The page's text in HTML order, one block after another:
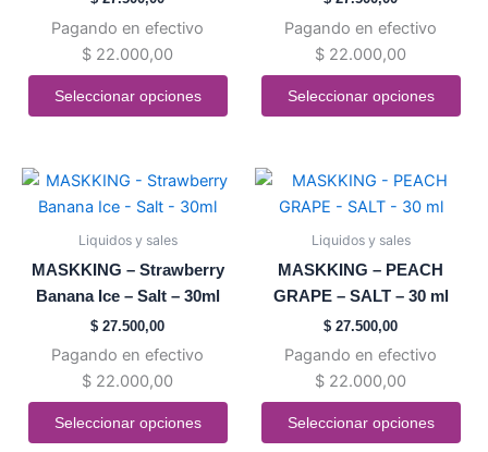
Pagando en efectivo
$ 22.000,00
Seleccionar opciones
pueden
elegir
en
página
Pagando en efectivo
$ 22.000,00
Seleccionar opciones
pueden
elegir
en
página
Liquidos y sales
MASKKING – Strawberry
Banana Ice – Salt – 30ml
$ 27.500,00
Pagando en efectivo
$ 22.000,00
Seleccionar opciones
Este
producto
tiene
opciones
se
pueden
en
Liquidos y sales
MASKKING – PEACH
GRAPE – SALT – 30 ml
$ 27.500,00
Pagando en efectivo
$ 22.000,00
Seleccionar opciones
Este
producto
tiene
opciones
se
pueden
en